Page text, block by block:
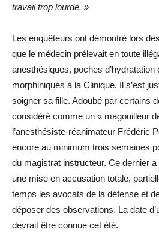
travail trop lourde. »
Les enquêteurs ont démontré lors
que le médecin prélevait en toute
anesthésiques, poches d’hydratation
morphiniques à la Clinique. Il s’est
soigner sa fille. Adoubé par certains
considéré comme un « magouilleur
l’anesthésiste-réanimateur Frédéric
encore au minimum trois semaines
du magistrat instructeur. Ce dernier a
une mise en accusation totale,
temps les avocats de la défense et
déposer des observations. La date
devrait être connue cet été.